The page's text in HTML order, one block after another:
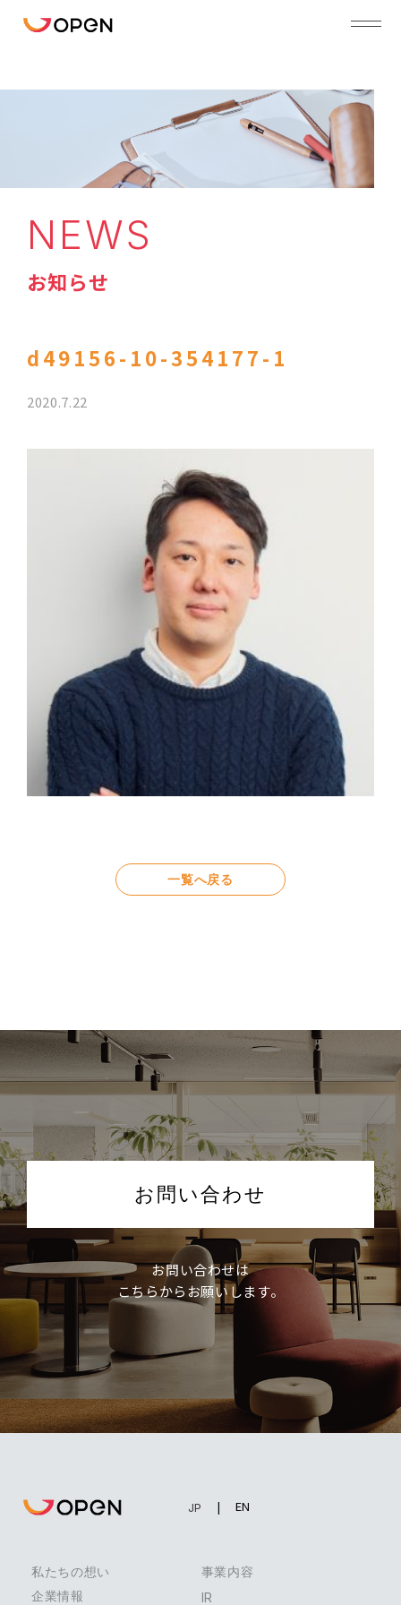
NEWS
お知らせ
d49156-10-354177-1
2020.7.22
一覧へ戻る
お問い合わせ
お問い合わせは
こちらからお願いします。
EN
JP
私たちの想い
事業内容
企業情報
IR